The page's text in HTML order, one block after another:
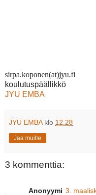
sirpa.koponen(at)jyu.fi
koulutuspäällikkö
JYU EMBA
JYU EMBA klo 12.28
Jaa muille
3 kommenttia:
Anonyymi 3.